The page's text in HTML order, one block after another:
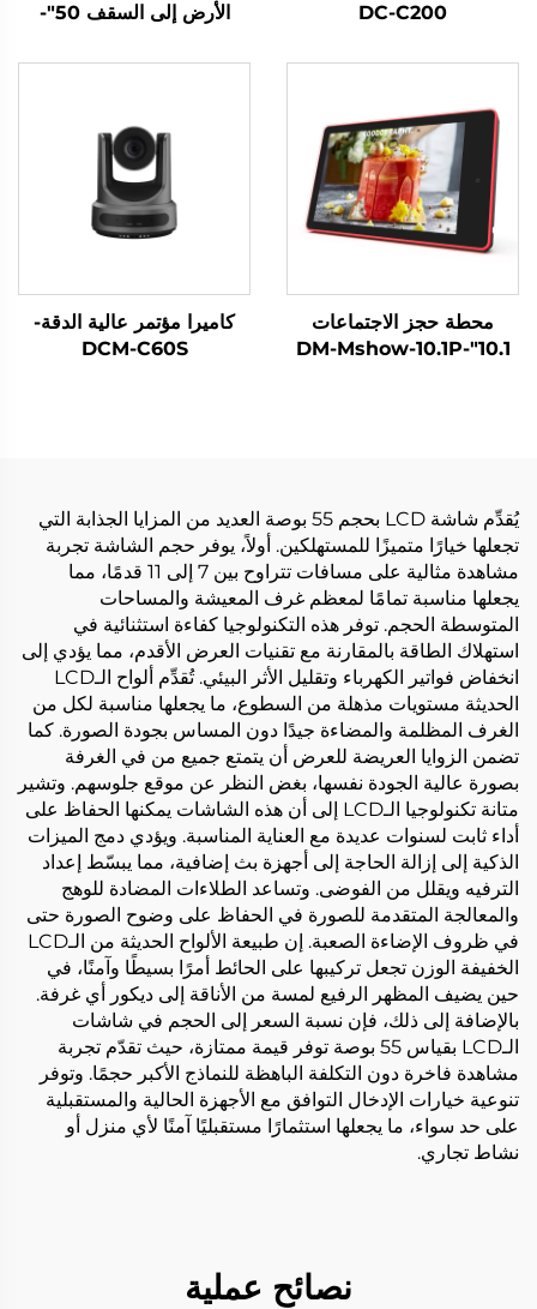
DC-C200
الأرض إلى السقف 50"-
محطة حجز الاجتماعات
10.1"-DM-Mshow-10.1P
كاميرا مؤتمر عالية الدقة-
DCM-C60S
يُقدِّم شاشة LCD بحجم 55 بوصة العديد من المزايا الجذابة التي
تجعلها خيارًا متميزًا للمستهلكين. أولاً، يوفر حجم الشاشة تجربة
مشاهدة مثالية على مسافات تتراوح بين 7 إلى 11 قدمًا، مما
يجعلها مناسبة تمامًا لمعظم غرف المعيشة والمساحات
المتوسطة الحجم. توفر هذه التكنولوجيا كفاءة استثنائية في
استهلاك الطاقة بالمقارنة مع تقنيات العرض الأقدم، مما يؤدي إلى
انخفاض فواتير الكهرباء وتقليل الأثر البيئي. تُقدِّم ألواح الـLCD
الحديثة مستويات مذهلة من السطوع، ما يجعلها مناسبة لكل من
الغرف المظلمة والمضاءة جيدًا دون المساس بجودة الصورة. كما
تضمن الزوايا العريضة للعرض أن يتمتع جميع من في الغرفة
بصورة عالية الجودة نفسها، بغض النظر عن موقع جلوسهم. وتشير
متانة تكنولوجيا الـLCD إلى أن هذه الشاشات يمكنها الحفاظ على
أداء ثابت لسنوات عديدة مع العناية المناسبة. ويؤدي دمج الميزات
الذكية إلى إزالة الحاجة إلى أجهزة بث إضافية، مما يبسّط إعداد
الترفيه ويقلل من الفوضى. وتساعد الطلاءات المضادة للوهج
والمعالجة المتقدمة للصورة في الحفاظ على وضوح الصورة حتى
في ظروف الإضاءة الصعبة. إن طبيعة الألواح الحديثة من الـLCD
الخفيفة الوزن تجعل تركيبها على الحائط أمرًا بسيطًا وآمنًا، في
حين يضيف المظهر الرفيع لمسة من الأناقة إلى ديكور أي غرفة.
بالإضافة إلى ذلك، فإن نسبة السعر إلى الحجم في شاشات
الـLCD بقياس 55 بوصة توفر قيمة ممتازة، حيث تقدّم تجربة
مشاهدة فاخرة دون التكلفة الباهظة للنماذج الأكبر حجمًا. وتوفر
تنوعية خيارات الإدخال التوافق مع الأجهزة الحالية والمستقبلية
على حد سواء، ما يجعلها استثمارًا مستقبليًا آمنًا لأي منزل أو
نشاط تجاري.
نصائح عملية